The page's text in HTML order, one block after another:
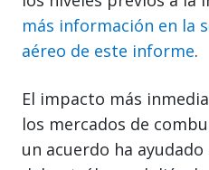
más información en la
aéreo de este informe.
El impacto más
los mercados de
un acuerdo ha